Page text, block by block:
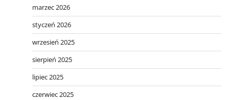
marzec 2026
styczeń 2026
wrzesień 2025
sierpień 2025
lipiec 2025
czerwiec 2025